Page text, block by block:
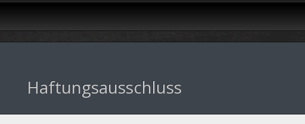
Haftungsausschluss